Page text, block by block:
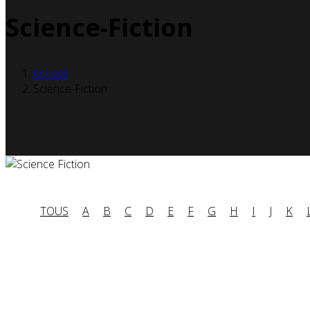
Science-Fiction
Accueil
Science-Fiction
TOUS A B C D E F G H I J K